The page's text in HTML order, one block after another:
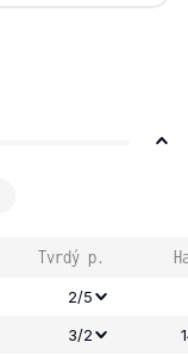
Tvrdý p.
2/5
3/2